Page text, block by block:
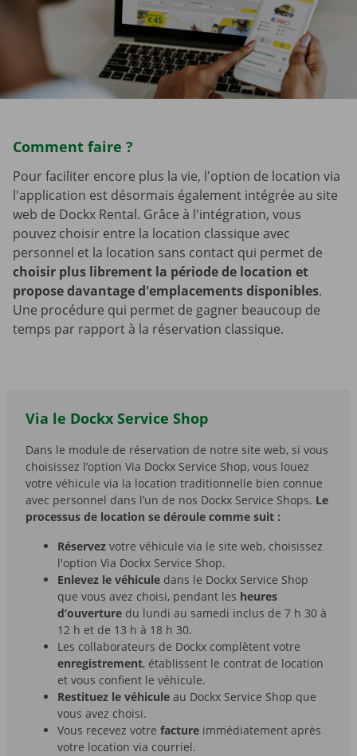
Comment faire ?
Pour faciliter encore plus la vie, l'option de location via
l'application est désormais également intégrée au site
web de Dockx Rental. Grâce à l'intégration, vous
pouvez choisir entre la location classique avec
personnel et la location sans contact qui permet de
choisir plus librement la période de location et
propose davantage d'emplacements disponibles.
Une procédure qui permet de gagner beaucoup de
temps par rapport à la réservation classique.
Via le Dockx Service Shop
Dans le module de réservation de notre site web, si vous
choisissez l’option Via Dockx Service Shop, vous louez
votre véhicule via la location traditionnelle bien connue
avec personnel dans l’un de nos Dockx Service Shops. Le
processus de location se déroule comme suit :
Réservez votre véhicule via le site web, choisissez
l'option Via Dockx Service Shop.
Enlevez le véhicule dans le Dockx Service Shop
que vous avez choisi, pendant les heures
d’ouverture du lundi au samedi inclus de 7 h 30 à
12 h et de 13 h à 18 h 30.
Les collaborateurs de Dockx complètent votre
enregistrement, établissent le contrat de location
et vous confient le véhicule.
Restituez le véhicule au Dockx Service Shop que
vous avez choisi.
Vous recevez votre facture immédiatement après
votre location via courriel.